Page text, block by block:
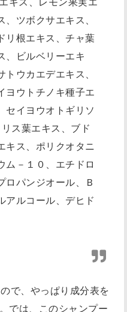
ツボクサエキス、
リ根エキス、チャ葉
、ビルベリーエキ
ウカエデエキス、
ヨウトチノキ種子エ
セイヨウオトギリソ
ス葉エキス、ブド
キス、ポリクオタニ
ム－１０、エチドロ
ロパンジオール、Ｂ
アルコール、デヒド
で、やっぱり成分表を
では、このシャンプー